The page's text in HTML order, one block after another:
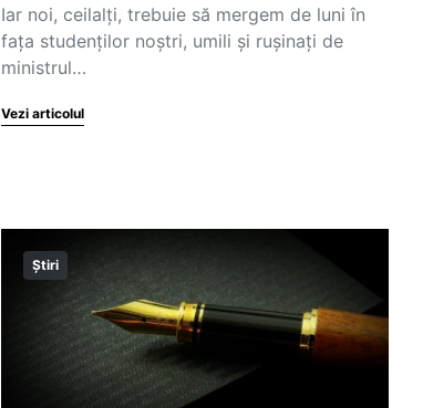
Iar noi, ceilalți, trebuie să mergem de luni în
fața studenților noștri, umili și rușinați de
ministrul…
Vezi articolul
Știri